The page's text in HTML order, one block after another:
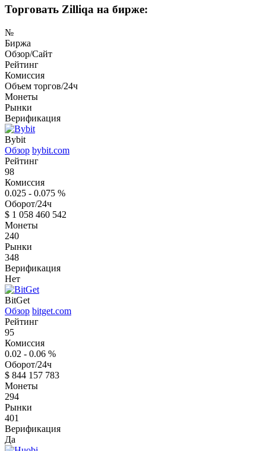
Торговать Zilliqa на бирже:
№
Биржа
Обзор/Сайт
Рейтинг
Комиссия
Объем торгов/24ч
Монеты
Рынки
Верификация
Bybit
Обзор bybit.com
Рейтинг
98
Комиссия
0.025 - 0.075 %
Оборот/24ч
$ 1 058 460 542
Монеты
240
Рынки
348
Верификация
Нет
BitGet
Обзор bitget.com
Рейтинг
95
Комиссия
0.02 - 0.06 %
Оборот/24ч
$ 844 157 783
Монеты
294
Рынки
401
Верификация
Да